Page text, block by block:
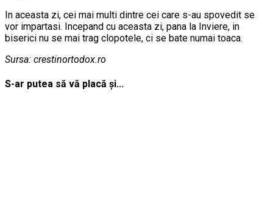
In aceasta zi, cei mai multi dintre cei care s-au spovedit se
vor impartasi. Incepand cu aceasta zi, pana la Inviere, in
biserici nu se mai trag clopotele, ci se bate numai toaca.
Sursa: crestinortodox.ro
S-ar putea să vă placă și...